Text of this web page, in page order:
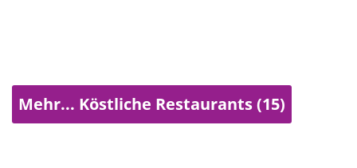
Mehr... Köstliche Restaurants (15)